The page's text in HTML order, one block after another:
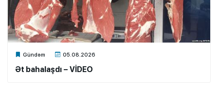
Gündəm 05.08.2026
Xalq.Online
Ət bahalaşdı – VİDEO